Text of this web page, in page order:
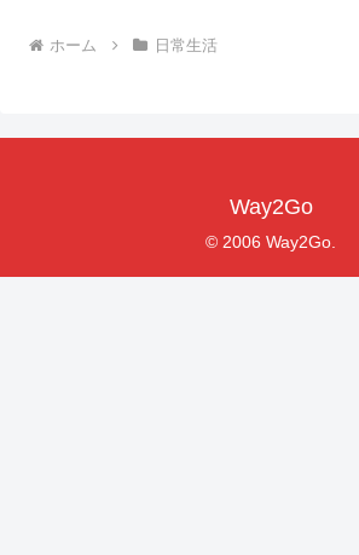
ホーム 日常生活
Way2Go
© 2006 Way2Go.